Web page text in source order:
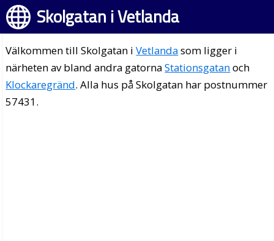
Skolgatan i Vetlanda
Välkommen till Skolgatan iVetlandasom ligger i
närheten av bland andra gatornaStationsgatanoch
Klockaregränd. Alla hus på Skolgatan har postnummer
57431.